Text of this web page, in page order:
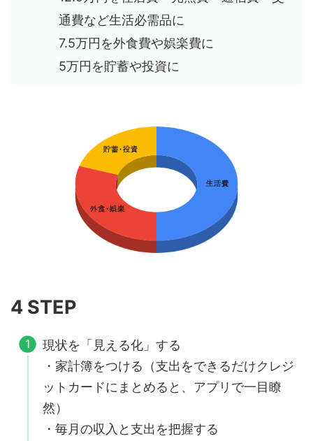
通費など生活必需品に
7.5万円を外食費や娯楽費に
5万円を貯蓄や投資に
4 STEP
現状を「見える化」する
・家計簿をつける（支出をできるだけクレジ
ットカードにまとめると、アプリで一目瞭
然）
・毎月の収入と支出を把握する